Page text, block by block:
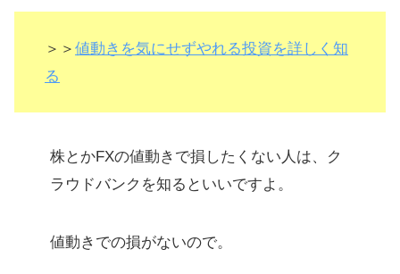
＞＞ 値動きを気にせずやれる投資を詳しく知
る
株とかFXの値動きで損したくない人は、ク
ラウドバンクを知るといいですよ。
値動きでの損がないので。